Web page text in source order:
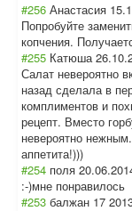
#256 Анастасия
Попробуйте
копчения.
#255 Катюша
Салат невероятно
назад сделала в
комплиментов и
рецепт. Вместо
невероятно
аппетита!)))
#254 поля
:-)мне понравилось
#253 балжан 17